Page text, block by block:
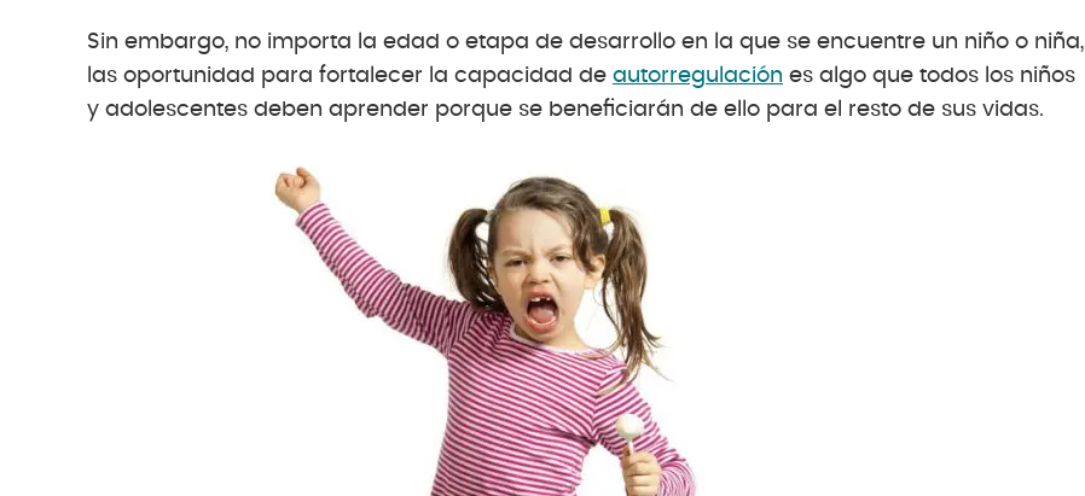
Sin embargo, no importa la edad o etapa de desarrollo en la que se encuentre un niño o niña,
las oportunidad para fortalecer la capacidad de autorregulación es algo que todos los niños
y adolescentes deben aprender porque se beneficiarán de ello para el resto de sus vidas.